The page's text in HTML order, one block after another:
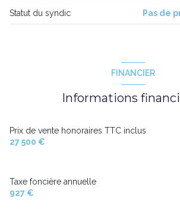
Statut du syndic Pas de
FINANCIER
Informations
Prix de vente honoraires TTC inclus
27 500 €
Taxe foncière annuelle
927 €